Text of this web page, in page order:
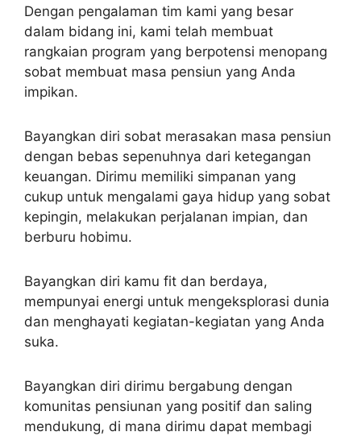
Dengan pengalaman tim kami yang besar
dalam bidang ini, kami telah membuat
rangkaian program yang berpotensi menopang
sobat membuat masa pensiun yang Anda
impikan.
Bayangkan diri sobat merasakan masa pensiun
dengan bebas sepenuhnya dari ketegangan
keuangan. Dirimu memiliki simpanan yang
cukup untuk mengalami gaya hidup yang sobat
kepingin, melakukan perjalanan impian, dan
berburu hobimu.
Bayangkan diri kamu fit dan berdaya,
mempunyai energi untuk mengeksplorasi dunia
dan menghayati kegiatan-kegiatan yang Anda
suka.
Bayangkan diri dirimu bergabung dengan
komunitas pensiunan yang positif dan saling
mendukung, di mana dirimu dapat membagi